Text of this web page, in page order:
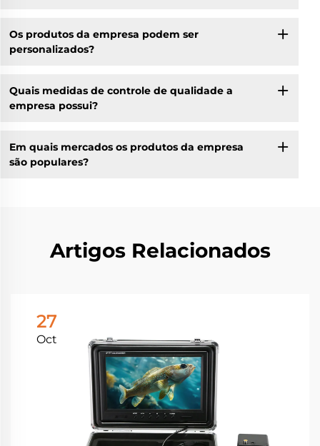
Os produtos da empresa podem ser
personalizados?
Quais medidas de controle de qualidade a
empresa possui?
Em quais mercados os produtos da empresa
são populares?
Artigos Relacionados
27
Oct